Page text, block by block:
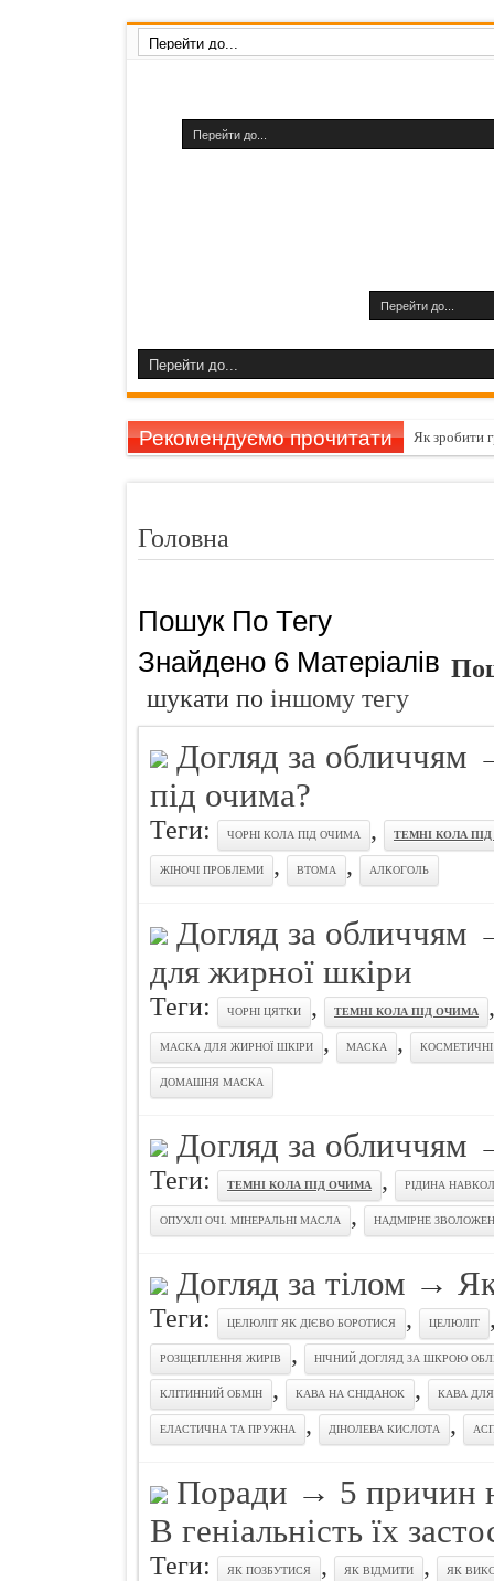
Рекомендуємо прочитати Як зробити
Шість
Як
Головна
Пошук По Тегу
Знайдено 6 Матеріалів
шукати по іншому тегу
Догляд за обличчям
під очима?
Теги: ЧОРНІ КОЛА ПІД ОЧИМА , ТЕМНІ КОЛА
ЖІНОЧІ ПРОБЛЕМИ , ВТОМА , АЛКОГОЛЬ
Догляд за обличчям
для жирної шкіри
Теги: ЧОРНІ ЦЯТКИ , ТЕМНІ КОЛА ПІД ОЧИМА
МАСКА ДЛЯ ЖИРНОЇ ШКІРИ , МАСКА ,
ДОМАШНЯ МАСКА
Догляд за обличчям
Теги: ТЕМНІ КОЛА ПІД ОЧИМА , РІДИНА
ОПУХЛІ ОЧІ. МІНЕРАЛЬНІ МАСЛА , НАДМІРНЕ
Догляд за тiлом →
Теги: ЦЕЛЮЛІТ ЯК ДІЄВО БОРОТИСЯ , ЦЕЛЮЛІТ
РОЗЩЕПЛЕННЯ ЖИРІВ , НІЧНИЙ ДОГЛЯД ЗА ШКРОЮ
КЛІТИННИЙ ОБМІН , КАВА НА СНІДАНОК , КАВА
ЕЛАСТИЧНА ТА ПРУЖНА , ДІНОЛЕВА КИСЛОТА ,
Поради → 5 причин
В геніальність їх
Теги: ЯК ПОЗБУТИСЯ , ЯК ВІДМИТИ , ЯК